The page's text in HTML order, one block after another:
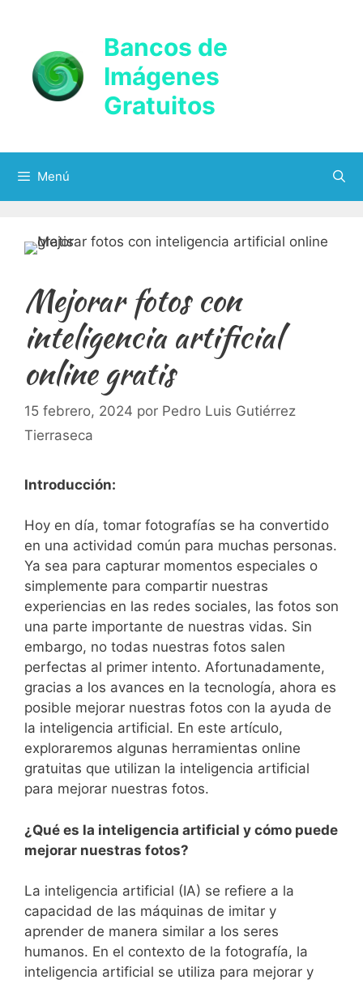
contenido
Bancos de
Imágenes
Gratuitos
Menú
Mejorar fotos con
inteligencia artificial
online gratis
15 febrero, 2024 por Pedro Luis Gutiérrez
Tierraseca
Introducción:
Hoy en día, tomar fotografías se ha convertido
en una actividad común para muchas personas.⁤
Ya⁢ sea ​para capturar momentos⁢ especiales o
simplemente para compartir nuestras
experiencias en las redes sociales, las fotos son
una parte importante de nuestras vidas.​ Sin
embargo, no todas nuestras fotos⁢ salen
perfectas al primer intento. Afortunadamente,
gracias a los avances en la tecnología, ahora es
posible mejorar⁣ nuestras⁣ fotos con la ayuda de
la inteligencia artificial. En este artículo,
exploraremos algunas herramientas online
gratuitas que utilizan la inteligencia artificial
para mejorar nuestras fotos.
¿Qué es la inteligencia artificial y cómo puede
mejorar nuestras fotos?
La inteligencia artificial ​(IA) se refiere a la
capacidad‌ de las máquinas de imitar y⁤
aprender de manera similar a los seres
humanos. En el‌ contexto de la fotografía, la
⁣inteligencia artificial se utiliza para mejorar y⁤